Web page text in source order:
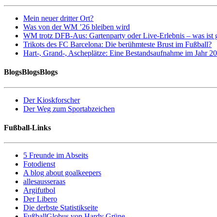
Mein neuer dritter Ort?
Was von der WM ’26 bleiben wird
WM trotz DFB-Aus: Gartenparty oder Live-Erlebnis – was ist
Trikots des FC Barcelona: Die berühmteste Brust im Fußball?
Hart-, Grand-, Ascheplätze: Eine Bestandsaufnahme im Jahr
BlogsBlogsBlogs
Der Kioskforscher
Der Weg zum Sportabzeichen
Fußball-Links
5 Freunde im Abseits
Fotodienst
A blog about goalkeepers
allesausseraas
Argifutbol
Der Libero
Die derbste Statistikseite